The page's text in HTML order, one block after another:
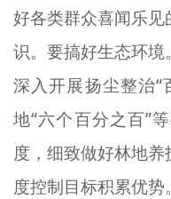
好各类群众喜闻乐
识。要搞好生态环境
深入开展扬尘整治“
地“六个百分之百”
度，细致做好林地
度控制目标积累优势